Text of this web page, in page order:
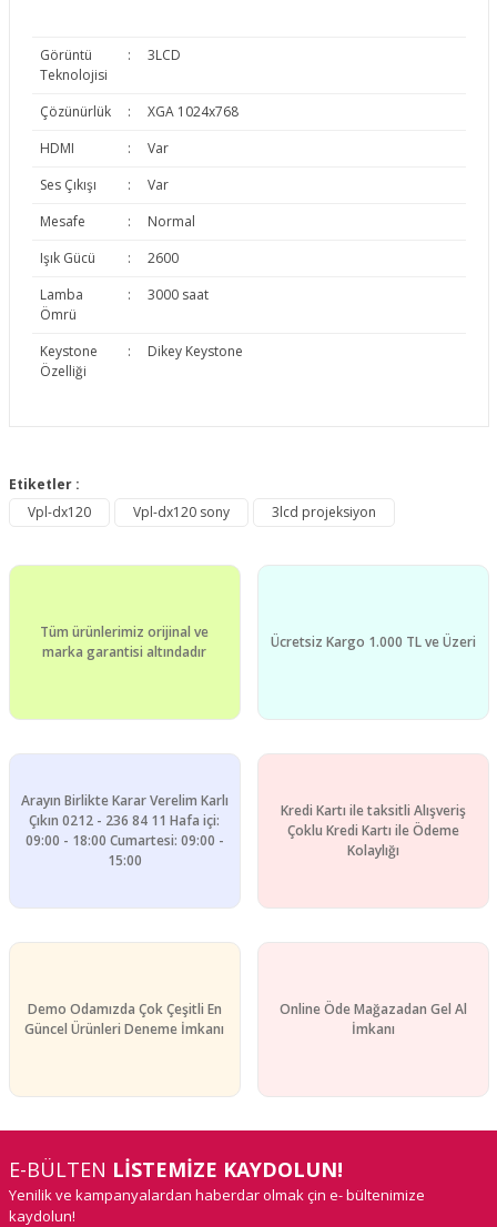
Görüntü
Teknolojisi
: 3LCD
Çözünürlük :
XGA 1024x768
HDMI
:
Var
Ses Çıkışı
:
Var
Mesafe
:
Normal
Işık Gücü
:
2600
Lamba
Ömrü
: 3000 saat
Keystone
Özelliği
: Dikey Keystone
konularda yetersiz gördüğünüz noktaları öneri formunu
Görüş ve önerileriniz için teşekkür ederiz.
Ürün resmi kalitesiz, bozuk veya görüntülenemiyor.
Ürün bilgilerinde hatalar bulunuyor.
Etiketler :
Vpl-dx120
Vpl-dx120 sony 3lcd projeksiyon
Tüm ürünlerimiz orijinal ve
marka garantisi altındadır
Ücretsiz Kargo 1.000 TL ve Üzeri
Arayın Birlikte Karar Verelim Karlı
Çıkın 0212 - 236 84 11 Hafa içi:
09:00 - 18:00 Cumartesi: 09:00 -
15:00
Kredi Kartı ile taksitli Alışveriş
Çoklu Kredi Kartı ile Ödeme
Kolaylığı
Demo Odamızda Çok Çeşitli En
Güncel Ürünleri Deneme İmkanı
Online Öde Mağazadan Gel Al
İmkanı
E-BÜLTEN LİSTEMİZE KAYDOLUN!
Yenilik ve kampanyalardan haberdar olmak çin e- bültenimize
kaydolun!